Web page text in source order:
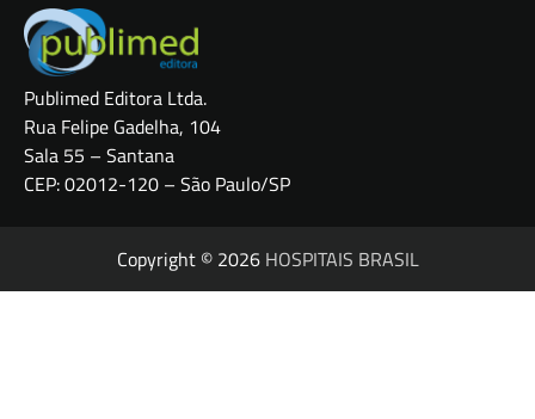
Publimed Editora Ltda.
Rua Felipe Gadelha, 104
Sala 55 – Santana
CEP: 02012-120 – São Paulo/SP
Copyright © 2026 HOSPITAIS BRASIL